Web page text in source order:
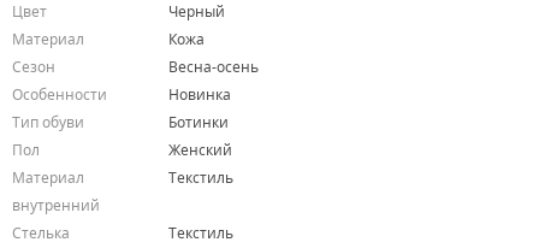
Цвет
Черный
Материал
Кожа
Сезон
Весна-осень
Особенности
Новинка
Тип обуви
Ботинки
Пол
Женский
Материал
внутренний
Текстиль
Стелька
Текстиль